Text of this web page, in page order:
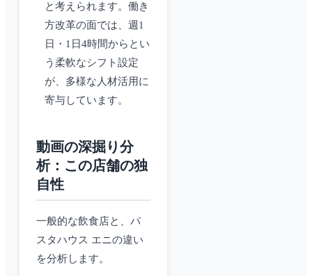
と考えられます。働き
方改革の面では、週1
日・1日4時間からとい
う柔軟なシフト設定
が、多様な人材活用に
寄与しています。
動画の深掘り分
析：この店舗の独
自性
一般的な飲食店と、パ
スタハウス エニの違い
を分析します。